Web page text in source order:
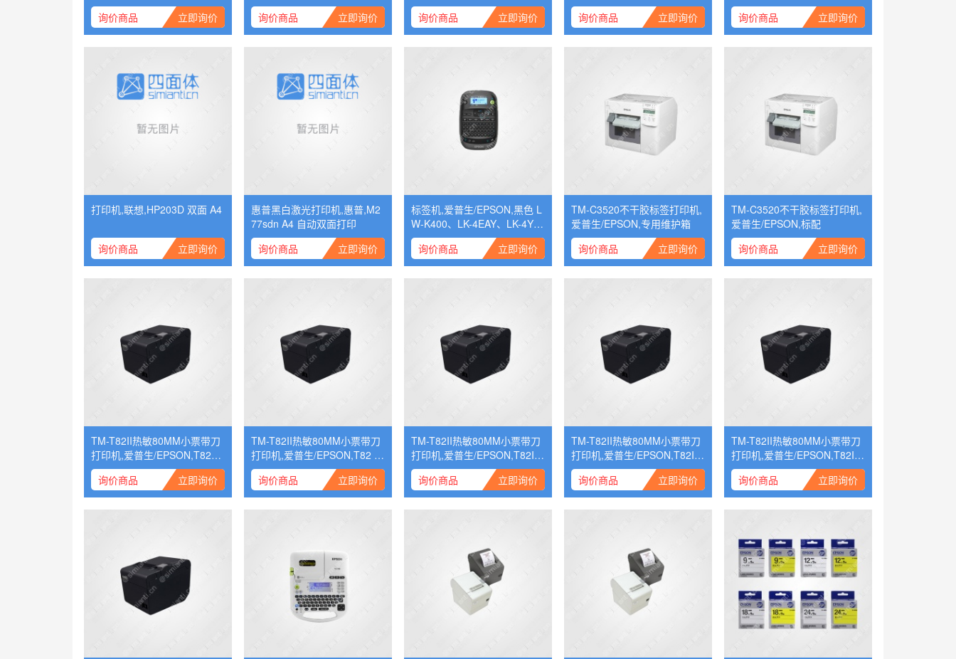
询价商品
立即询价
询价商品
立即询价 询价商品 立即询价 询价商品 立即询价 询价商品 立即询价
打印机,联想,HP203D 双面 A4
询价商品 立即询价
惠普黑白激光打印机,惠普,M2
77sdn A4 自动双面打印
询价商品
立即询价
标签机,爱普生/EPSON,黑色 L
W-K400、LK-4EAY、LK-4YB
W、LK-4HKK
询价商品 立即询价
TM-C3520不干胶标签打印机,
爱普生/EPSON,专用维护箱
询价商品
立即询价
TM-C3520不干胶标签打印机,
爱普生/EPSON,标配
询价商品
立即询价
TM-T82II热敏80MM小票带刀
打印机,爱普生/EPSON,T82网
口
询价商品 立即询价
TM-T82II热敏80MM小票带刀
打印机,爱普生/EPSON,T82 U
SB口
询价商品 立即询价
TM-T82II热敏80MM小票带刀
打印机,爱普生/EPSON,T82II
网口
询价商品 立即询价
TM-T82II热敏80MM小票带刀
打印机,爱普生/EPSON,T82II
USB口
询价商品 立即询价
TM-T82II热敏80MM小票带刀
打印机,爱普生/EPSON,T82II
串口
询价商品 立即询价